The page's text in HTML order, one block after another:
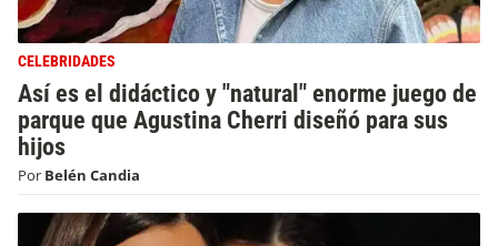
CELEBRIDADES
Así es el didáctico y "natural" enorme juego de
parque que Agustina Cherri diseñó para sus
hijos
Por Belén Candia